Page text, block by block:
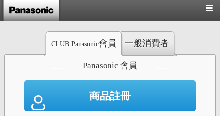
CLUB Panasonic會員 一般消費者
Panasonic 會員
商品註冊